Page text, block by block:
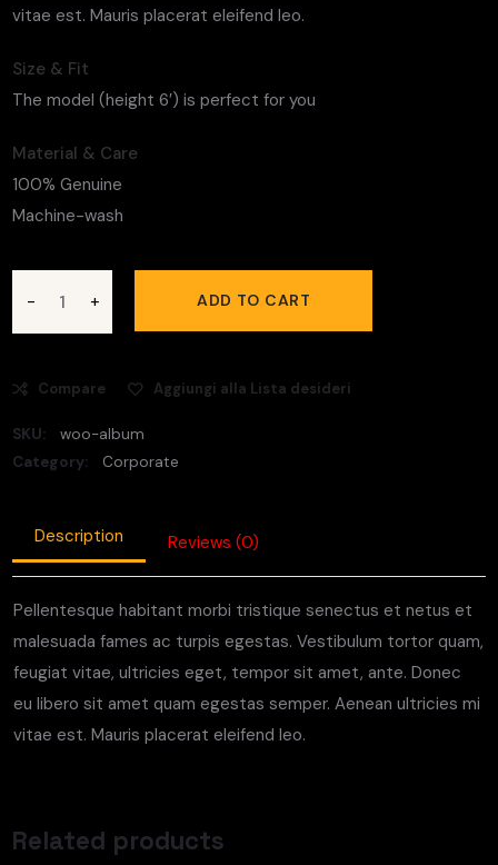
vitae est. Mauris placerat eleifend leo.
Size & Fit
The model (height 6′) is perfect for you
Material & Care
100% Genuine
Machine-wash
ADD TO CART
Compare Aggiungi alla Lista desideri
SKU:
woo-album
Category:
Corporate
Description Reviews (0)
Pellentesque habitant morbi tristique senectus et netus et
malesuada fames ac turpis egestas. Vestibulum tortor quam,
feugiat vitae, ultricies eget, tempor sit amet, ante. Donec
eu libero sit amet quam egestas semper. Aenean ultricies mi
vitae est. Mauris placerat eleifend leo.
Related products